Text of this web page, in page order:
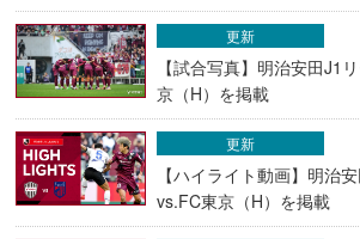
【試合写真】明治安田J1
京（H）を掲載
更新
【ハイライト動画】明治
vs.FC東京（H）を掲載
更新